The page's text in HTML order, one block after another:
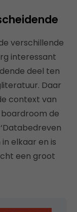
verschillende
interessant
deel ten
Daar
context van
de
elkaar en is
een groot